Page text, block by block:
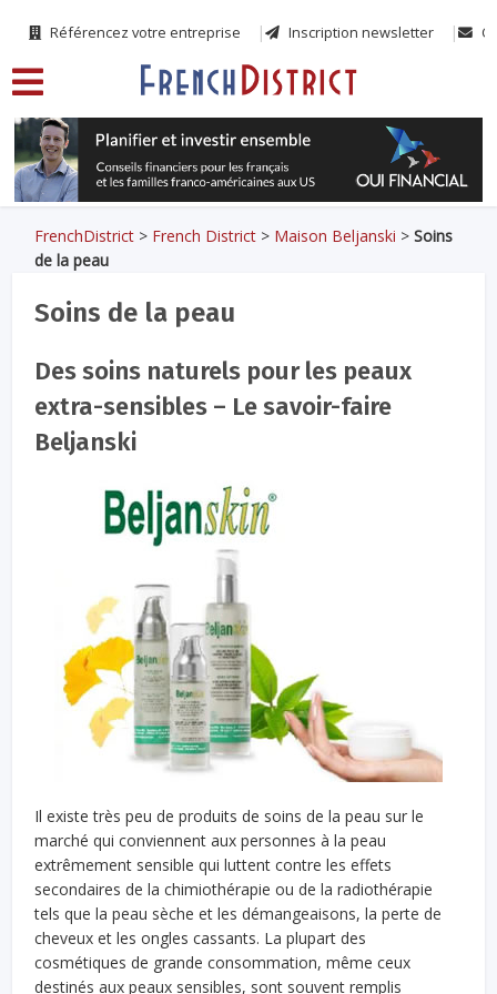
Référencez votre entreprise Inscription newsletter
FrenchDistrict > French District > Maison Beljanski >Soins
de la peau
Soins de la peau
Des soins naturels pour les peaux
extra-sensibles – Le savoir-faire
Beljanski
Il existe très peu de produits de soins de la peau sur le
marché qui conviennent aux personnes à la peau
extrêmement sensible qui luttent contre les effets
secondaires de la chimiothérapie ou de la radiothérapie
tels que la peau sèche et les démangeaisons, la perte de
cheveux et les ongles cassants. La plupart des
cosmétiques de grande consommation, même ceux
destinés aux peaux sensibles, sont souvent remplis